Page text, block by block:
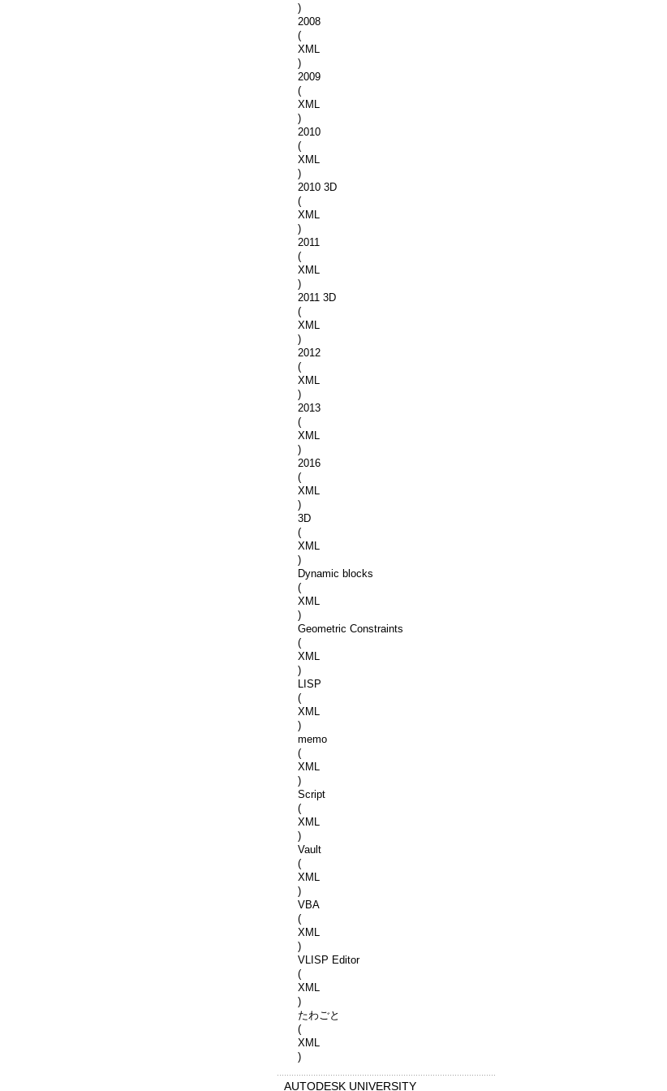
)
2008
(
XML
)
2009
(
XML
)
2010
(
XML
)
2010 3D
(
XML
)
2011
(
XML
)
2011 3D
(
XML
)
2012
(
XML
)
2013
(
XML
)
2016
(
XML
)
3D
(
XML
)
Dynamic blocks
(
XML
)
Geometric Constraints
(
XML
)
LISP
(
XML
)
memo
(
XML
)
Script
(
XML
)
Vault
(
XML
)
VBA
(
XML
)
VLISP Editor
(
XML
)
たわごと
(
XML
)
AUTODESK UNIVERSITY